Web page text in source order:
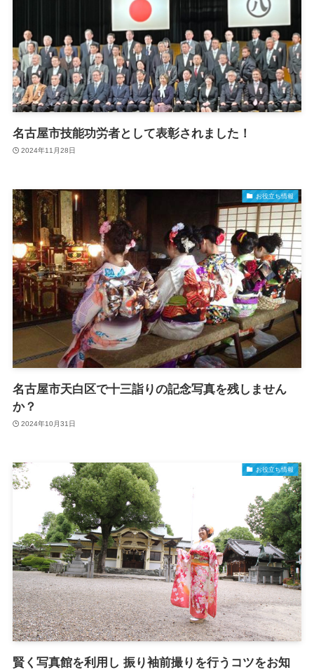
名古屋市技能功労者として表彰されました！
2024年11月28日
お役立ち情報
名古屋市天白区で十三詣りの記念写真を残しません
か？
2024年10月31日
お役立ち情報
賢く写真館を利用し 振り袖前撮りを行うコツをお知